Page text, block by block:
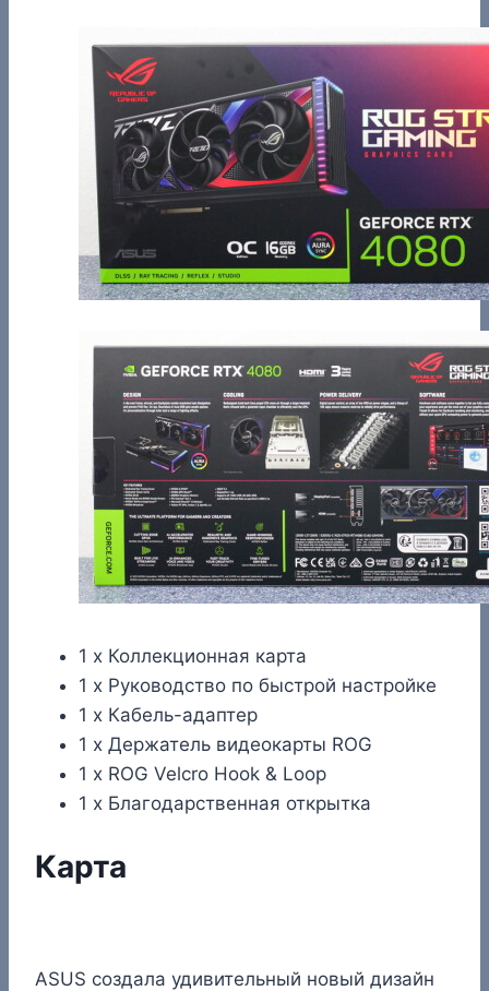
1 х Коллекционная карта​
1 х Руководство по быстрой настройке
1 х Кабель-адаптер
1 х Держатель видеокарты ROG
1 х ROG Velcro Hook & Loop
1 х Благодарственная открытка
Карта
ASUS создала удивительный новый дизайн